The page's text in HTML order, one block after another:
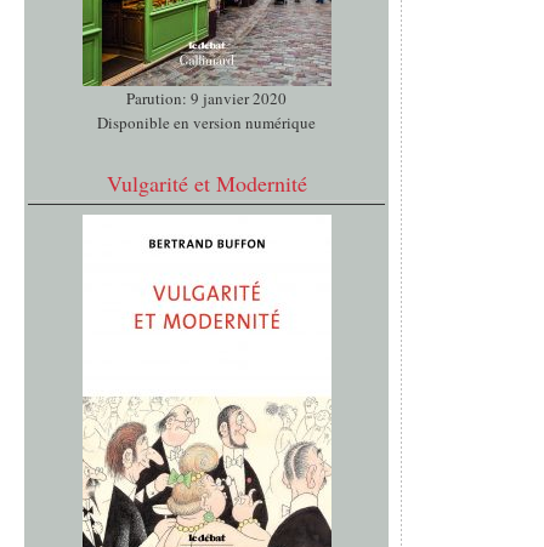
Parution: 9 janvier 2020
Disponible en version numérique
Vulgarité et Modernité